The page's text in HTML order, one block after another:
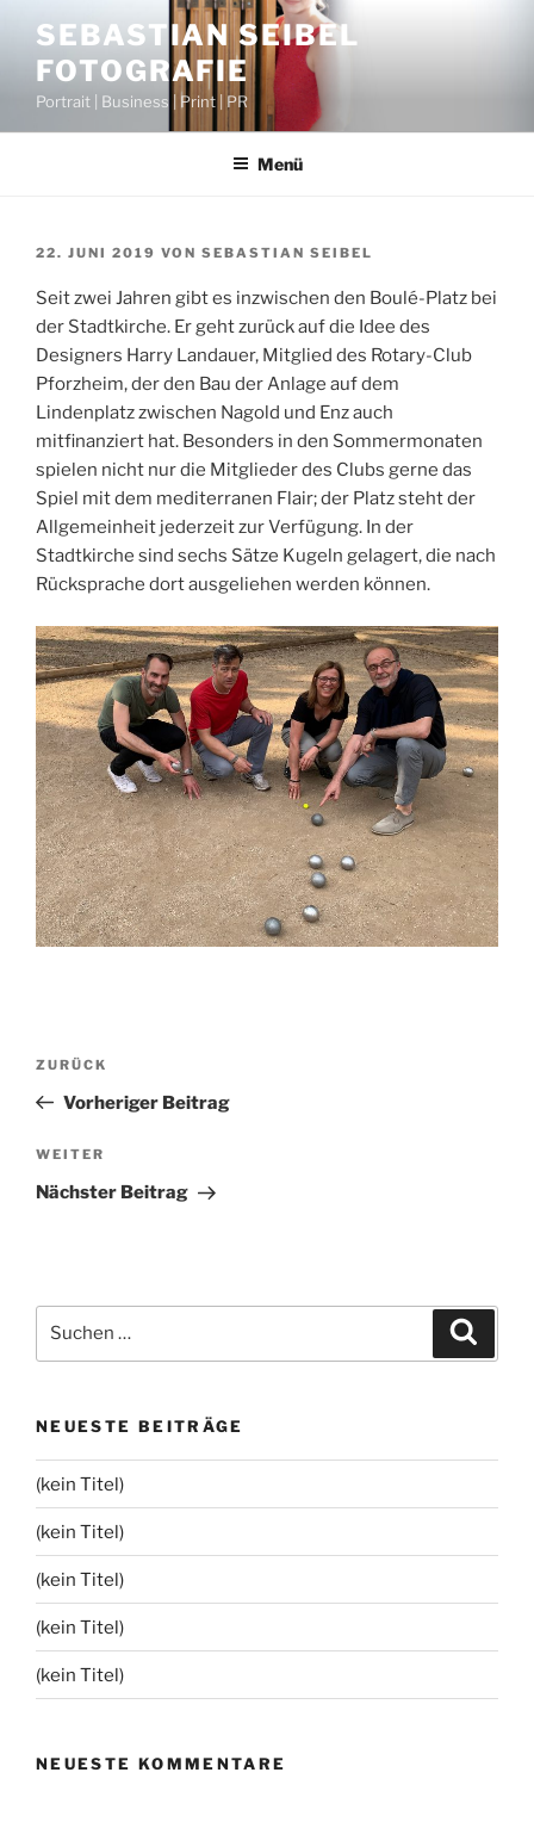
Inhalt
springen
SEBASTIAN SEIBEL
FOTOGRAFIE
Portrait | Business | Print | PR
Menü
VERÖFFENTLICHT
22. JUNI 2019 VON SEBASTIAN SEIBEL
Seit zwei Jahren gibt es inzwischen den Boulé-Platz bei
der Stadtkirche. Er geht zurück auf die Idee des
Designers Harry Landauer, Mitglied des Rotary-Club
Pforzheim, der den Bau der Anlage auf dem
Lindenplatz zwischen Nagold und Enz auch
mitfinanziert hat. Besonders in den Sommermonaten
spielen nicht nur die Mitglieder des Clubs gerne das
Spiel mit dem mediterranen Flair; der Platz steht der
Allgemeinheit jederzeit zur Verfügung. In der
Stadtkirche sind sechs Sätze Kugeln gelagert, die nach
Rücksprache dort ausgeliehen werden können.
Beitragsnavigation
Vorheriger
Beitrag
ZURÜCK
Vorheriger Beitrag
Nächster
Beitrag
WEITER
Nächster Beitrag
nach:
NEUESTE BEITRÄGE
(kein Titel)
(kein Titel)
(kein Titel)
(kein Titel)
(kein Titel)
NEUESTE KOMMENTARE